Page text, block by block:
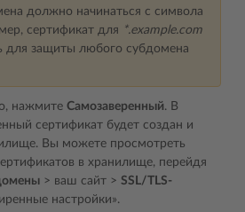
должно начинаться с символа
сертификат для *.example.com
для защиты любого субдомена
нажмите Самозаверенный. В
сертификат будет создан и
Вы можете просмотреть
в хранилище, перейдя
> ваш сайт > SSL/TLS-
настройки».